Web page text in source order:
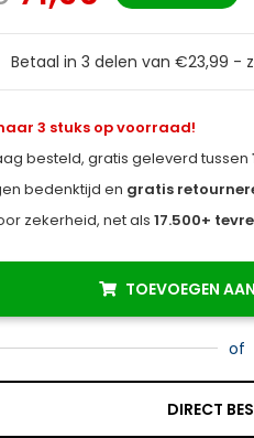
Betaal in 3 delen van €23,99 -
3 stuks op voorraad!
besteld, gratis geleverd tussen
bedenktijd en gratis
zekerheid, net als17.500+
TOEVOEGEN
of
DIRECT